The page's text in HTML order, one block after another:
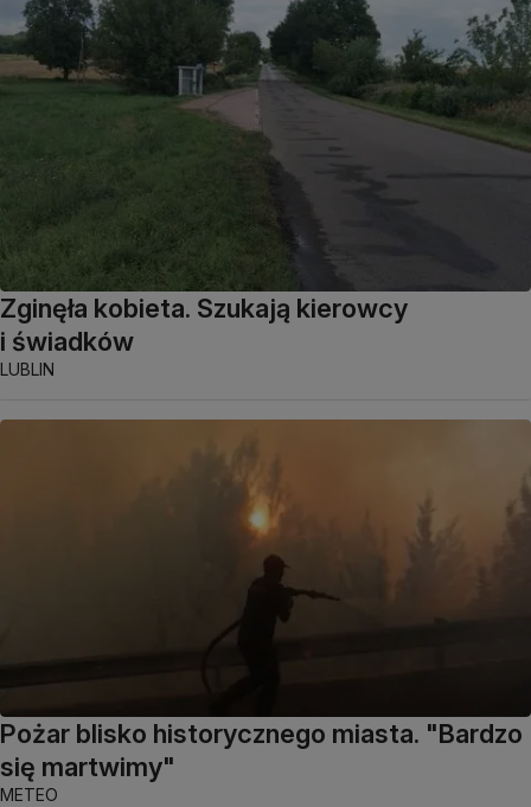
Zginęła kobieta. Szukają kierowcy
i świadków
LUBLIN
Pożar blisko historycznego miasta. "Bardzo
się martwimy"
METEO